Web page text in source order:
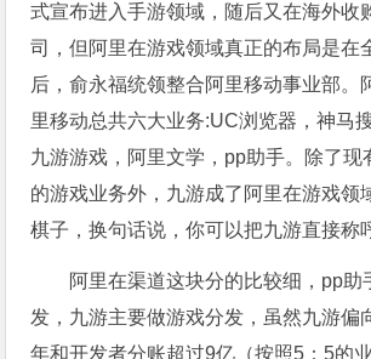
式宣布进入手游领域，随后又在海外收
司，但阿里在游戏领域真正的布局是在
后，俞永福统领整合阿里移动事业部。
里移动总共六大业务:UC浏览器，神马
九游游戏，阿里文学，pp助手。除了现
的游戏业务外，九游成了阿里在游戏领
棋子，换句话说，你可以把九游直接称
阿里在渠道这块分的比较细，pp助
发，九游主要做游戏分发，虽然九游偏
年和开发者分账超过9亿（按照5：5的